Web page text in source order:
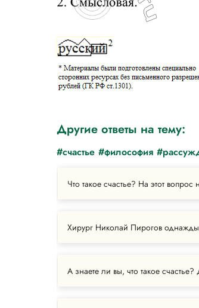
Другие ответы на тему:
#счастье #философия
Что такое счастье? На этот
Хирург Николай Пирогов
А знаете ли вы, что такое